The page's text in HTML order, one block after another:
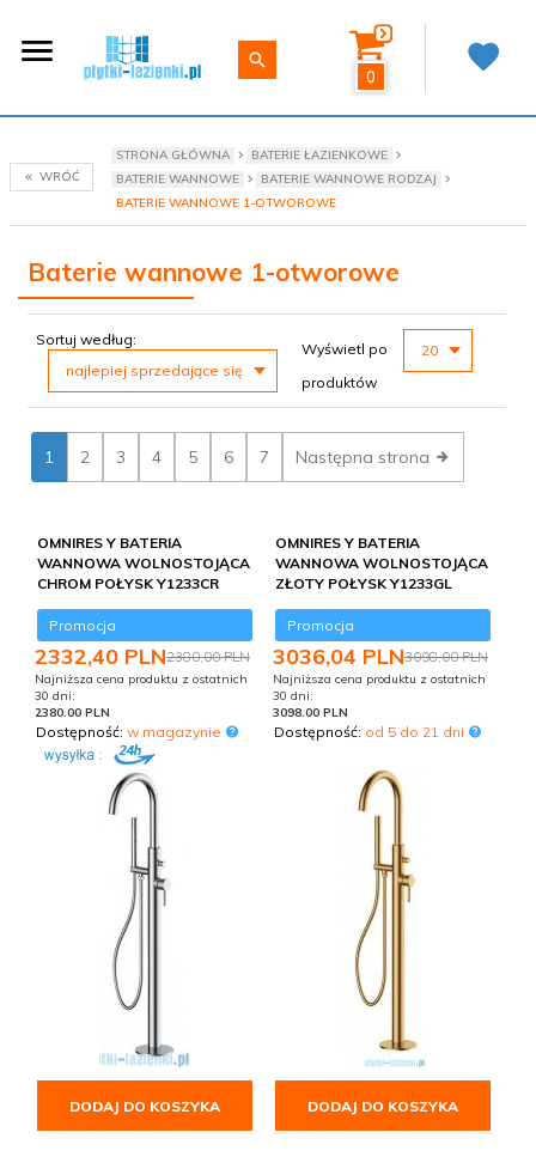
0
WRÓĆ
STRONA GŁÓWNA
BATERIE ŁAZIENKOWE
BATERIE WANNOWE
BATERIE WANNOWE RODZAJ
BATERIE WANNOWE 1-OTWOROWE
Baterie wannowe 1-otworowe
Sortuj według:
najlepiej sprzedające się
Wyświetl po
20
produktów
1 2 3 4 5 6 7 Następna strona
OMNIRES Y BATERIA
WANNOWA WOLNOSTOJĄCA
CHROM POŁYSK Y1233CR
Promocja
2332,40 PLN2380,00 PLN
Najniższa cena produktu z ostatnich
30 dni:
2380.00 PLN
Dostępność: w magazynie
DODAJ DO KOSZYKA
OMNIRES Y BATERIA
WANNOWA WOLNOSTOJĄCA
ZŁOTY POŁYSK Y1233GL
Promocja
3036,04 PLN3098,00 PLN
Najniższa cena produktu z ostatnich
30 dni:
3098.00 PLN
Dostępność: od 5 do 21 dni
DODAJ DO KOSZYKA